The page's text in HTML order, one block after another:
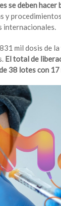
se deben
y
internacionales.
mil dosis de
El total de
38 lotes con